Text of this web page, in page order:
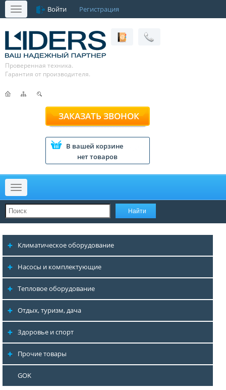
Меню Войти Регистрация
Проверенная техника.
Гарантия от производителя.
ЗАКАЗАТЬ ЗВОНОК
В вашей корзине
нет товаров
Меню
Климатическое оборудование
Насосы и комплектующие
Тепловое оборудование
Отдых, туризм, дача
Здоровье и спорт
Прочие товары
GOK